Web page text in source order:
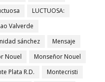
LUCTUOSA:
Valverde
sánchez
Mensaje
Nouel
Monseñor Nouel
Plata R.D.
Montecristi